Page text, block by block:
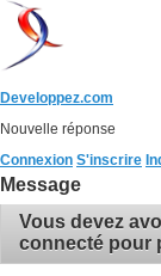
Developpez.com
Nouvelle réponse
Connexion S'inscrire
Message
Vous devez
connecté pour